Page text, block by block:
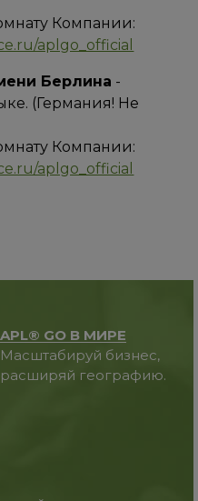
Компании:
aplgo_official
Берлина -
(Германия! Не
Компании:
aplgo_official
APL® GO В МИРЕ
Масштабируй бизнес,
расширяй географию.